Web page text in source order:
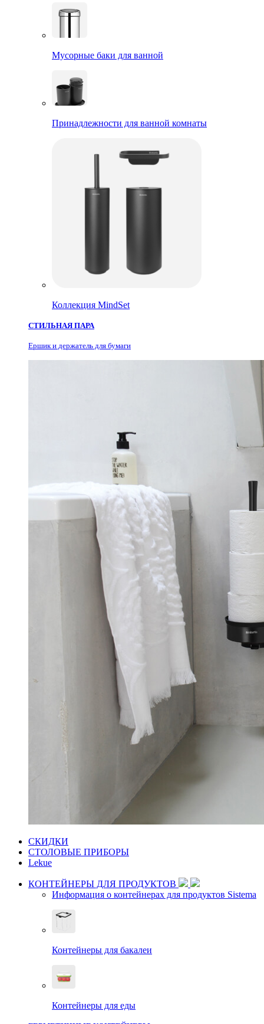
Мусорные баки для ванной
Принадлежности для ванной комнаты
Коллекция MindSet
СТИЛЬНАЯ ПАРА
Ершик и держатель для бумаги
СКИДКИ
СТОЛОВЫЕ ПРИБОРЫ
Lekue
КОНТЕЙНЕРЫ ДЛЯ ПРОДУКТОВ
Информация о контейнерах для продуктов Sistema
Контейнеры для бакалеи
Контейнеры для еды